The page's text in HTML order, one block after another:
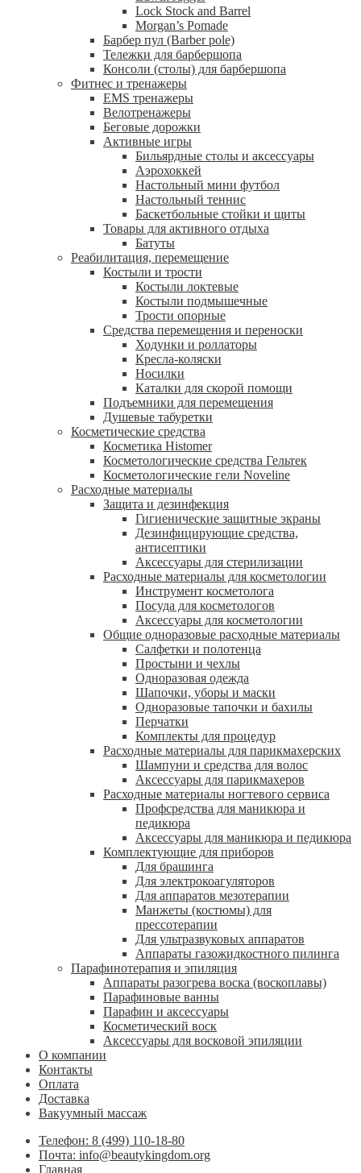
Lock Stock and Barrel
Morgan’s Pomade
Барбер пул (Barber pole)
Тележки для барбершопа
Консоли (столы) для барбершопа
Фитнес и тренажеры
EMS тренажеры
Велотренажеры
Беговые дорожки
Активные игры
Бильярдные столы и аксессуары
Аэрохоккей
Настольный мини футбол
Настольный теннис
Баскетбольные стойки и щиты
Товары для активного отдыха
Батуты
Реабилитация, перемещение
Костыли и трости
Костыли локтевые
Костыли подмышечные
Трости опорные
Средства перемещения и переноски
Ходунки и роллаторы
Кресла-коляски
Носилки
Каталки для скорой помощи
Подъемники для перемещения
Душевые табуретки
Косметические средства
Косметика Histomer
Косметологические средства Гельтек
Косметологические гели Noveline
Расходные материалы
Защита и дезинфекция
Гигиенические защитные экраны
Дезинфицирующие средства,
антисептики
Аксессуары для стерилизации
Расходные материалы для косметологии
Инструмент косметолога
Посуда для косметологов
Аксессуары для косметологии
Общие одноразовые расходные материалы
Салфетки и полотенца
Простыни и чехлы
Одноразовая одежда
Шапочки, уборы и маски
Одноразовые тапочки и бахилы
Перчатки
Комплекты для процедур
Расходные материалы для парикмахерских
Шампуни и средства для волос
Аксессуары для парикмахеров
Расходные материалы ногтевого сервиса
Профсредства для маникюра и
педикюра
Аксессуары для маникюра и педикюра
Комплектующие для приборов
Для брашинга
Для электрокоагуляторов
Для аппаратов мезотерапии
Манжеты (костюмы) для
прессотерапии
Для ультразвуковых аппаратов
Аппараты газожидкостного пилинга
Парафинотерапия и эпиляция
Аппараты разогрева воска (воскоплавы)
Парафиновые ванны
Парафин и аксессуары
Косметический воск
Аксессуары для восковой эпиляции
О компании
Контакты
Оплата
Доставка
Вакуумный массаж
Телефон: 8 (499) 110-18-80
Почта: info@beautykingdom.org
Главная